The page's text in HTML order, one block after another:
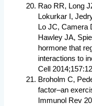
Rao RR, Long
Lokurkar I,
Lo JC, Camera
Hawley JA,
hormone that
interactions to
Cell
Broholm C,
factor–an
Immunol Rev